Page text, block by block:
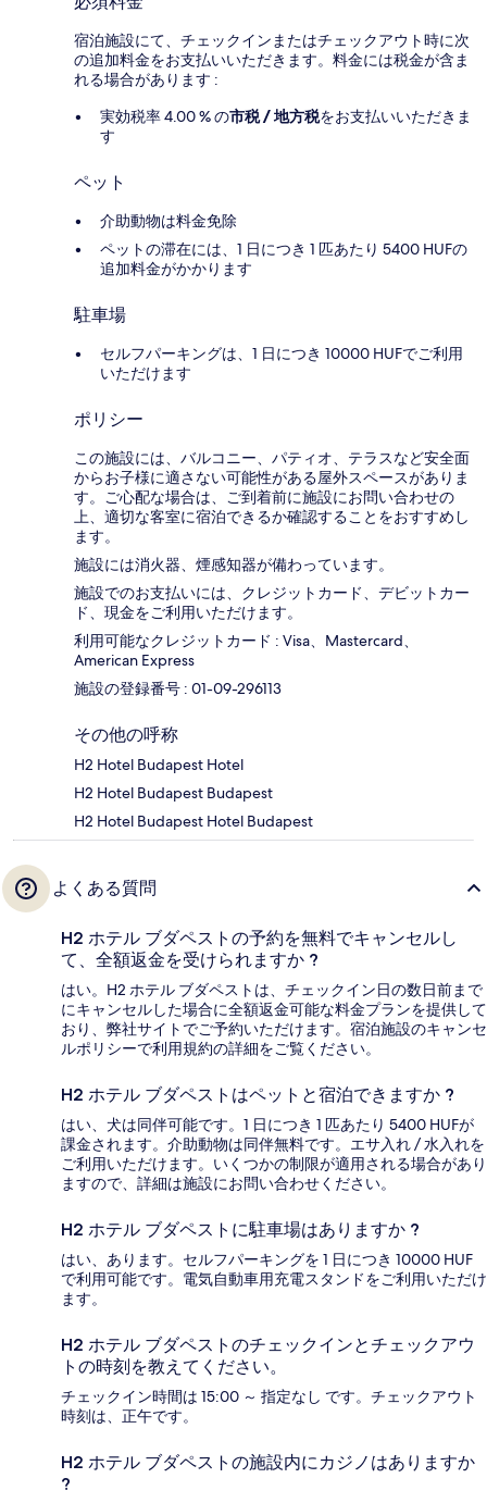
宿泊施設にて、チェックインまたはチェックアウト時に次
の追加料金をお支払いいただきます。料金には税金が含ま
れる場合があります :
実効税率 4.00 % の市税 / 地方税をお支払いいただきま
す
ペット
介助動物は料金免除
ペットの滞在には、1 日につき 1 匹あたり 5400 HUFの
追加料金がかかります
駐車場
セルフパーキングは、1 日につき 10000 HUFでご利用
いただけます
ポリシー
この施設には、バルコニー、パティオ、テラスなど安全面
からお子様に適さない可能性がある屋外スペースがありま
す。ご心配な場合は、ご到着前に施設にお問い合わせの
上、適切な客室に宿泊できるか確認することをおすすめし
ます。
施設には消火器、煙感知器が備わっています。
施設でのお支払いには、クレジットカード、デビットカー
ド、現金をご利用いただけます。
利用可能なクレジットカード : Visa、Mastercard、
American Express
施設の登録番号 : 01-09-296113
その他の呼称
H2 Hotel Budapest Hotel
H2 Hotel Budapest Budapest
H2 Hotel Budapest Hotel Budapest
よくある質問
H2 ホテル ブダペストの予約を無料でキャンセルし
て、全額返金を受けられますか ?
はい。H2 ホテル ブダペストは、チェックイン日の数日前まで
にキャンセルした場合に全額返金可能な料金プランを提供して
おり、弊社サイトでご予約いただけます。宿泊施設のキャンセ
ルポリシーで利用規約の詳細をご覧ください。
H2 ホテル ブダペストはペットと宿泊できますか ?
はい、犬は同伴可能です。1 日につき 1 匹あたり 5400 HUFが
課金されます。介助動物は同伴無料です。エサ入れ / 水入れを
ご利用いただけます。いくつかの制限が適用される場合があり
ますので、詳細は施設にお問い合わせください。
H2 ホテル ブダペストに駐車場はありますか ?
はい、あります。セルフパーキングを 1 日につき 10000 HUF
で利用可能です。電気自動車用充電スタンドをご利用いただけ
ます。
H2 ホテル ブダペストのチェックインとチェックアウ
トの時刻を教えてください。
チェックイン時間は 15:00 ～ 指定なし です。チェックアウト
時刻は、正午です。
H2 ホテル ブダペストの施設内にカジノはありますか
?